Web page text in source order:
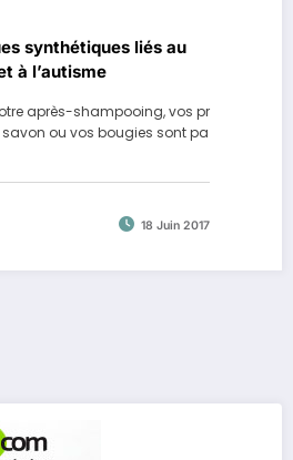
synthétiques liés au
à l’autisme
après-shampooing, vos pr
ou vos bougies sont pa
18 Juin 2017